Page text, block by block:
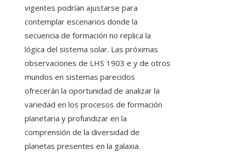
vigentes podrían ajustarse para
contemplar escenarios donde la
secuencia de formación no replica la
lógica del sistema solar. Las próximas
observaciones de LHS 1903 e y de otros
mundos en sistemas parecidos
ofrecerán la oportunidad de analizar la
variedad en los procesos de formación
planetaria y profundizar en la
comprensión de la diversidad de
planetas presentes en la galaxia.